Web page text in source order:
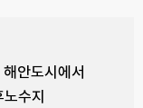
안도시에서
수지